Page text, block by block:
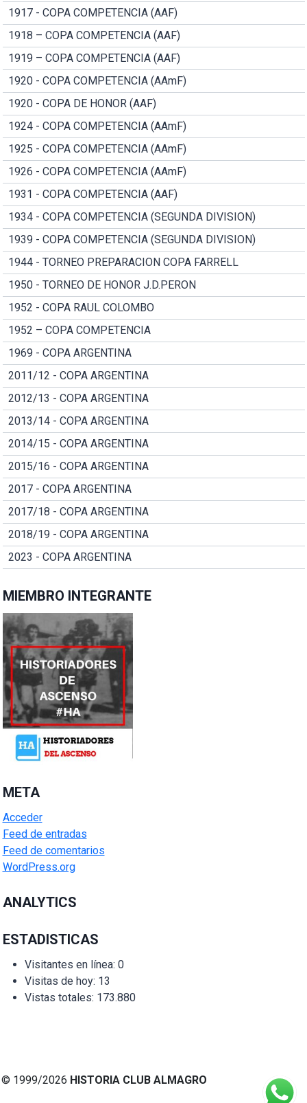
1917 - COPA COMPETENCIA (AAF)
1918 – COPA COMPETENCIA (AAF)
1919 – COPA COMPETENCIA (AAF)
1920 - COPA COMPETENCIA (AAmF)
1920 - COPA DE HONOR (AAF)
1924 - COPA COMPETENCIA (AAmF)
1925 - COPA COMPETENCIA (AAmF)
1926 - COPA COMPETENCIA (AAmF)
1931 - COPA COMPETENCIA (AAF)
1934 - COPA COMPETENCIA (SEGUNDA DIVISION)
1939 - COPA COMPETENCIA (SEGUNDA DIVISION)
1944 - TORNEO PREPARACION COPA FARRELL
1950 - TORNEO DE HONOR J.D.PERON
1952 - COPA RAUL COLOMBO
1952 – COPA COMPETENCIA
1969 - COPA ARGENTINA
2011/12 - COPA ARGENTINA
2012/13 - COPA ARGENTINA
2013/14 - COPA ARGENTINA
2014/15 - COPA ARGENTINA
2015/16 - COPA ARGENTINA
2017 - COPA ARGENTINA
2017/18 - COPA ARGENTINA
2018/19 - COPA ARGENTINA
2023 - COPA ARGENTINA
MIEMBRO INTEGRANTE
META
Acceder
Feed de entradas
Feed de comentarios
WordPress.org
ANALYTICS
ESTADISTICAS
Visitantes en línea: 0
Visitas de hoy: 13
Vistas totales: 173.880
© 1999/2026 HISTORIA CLUB ALMAGRO